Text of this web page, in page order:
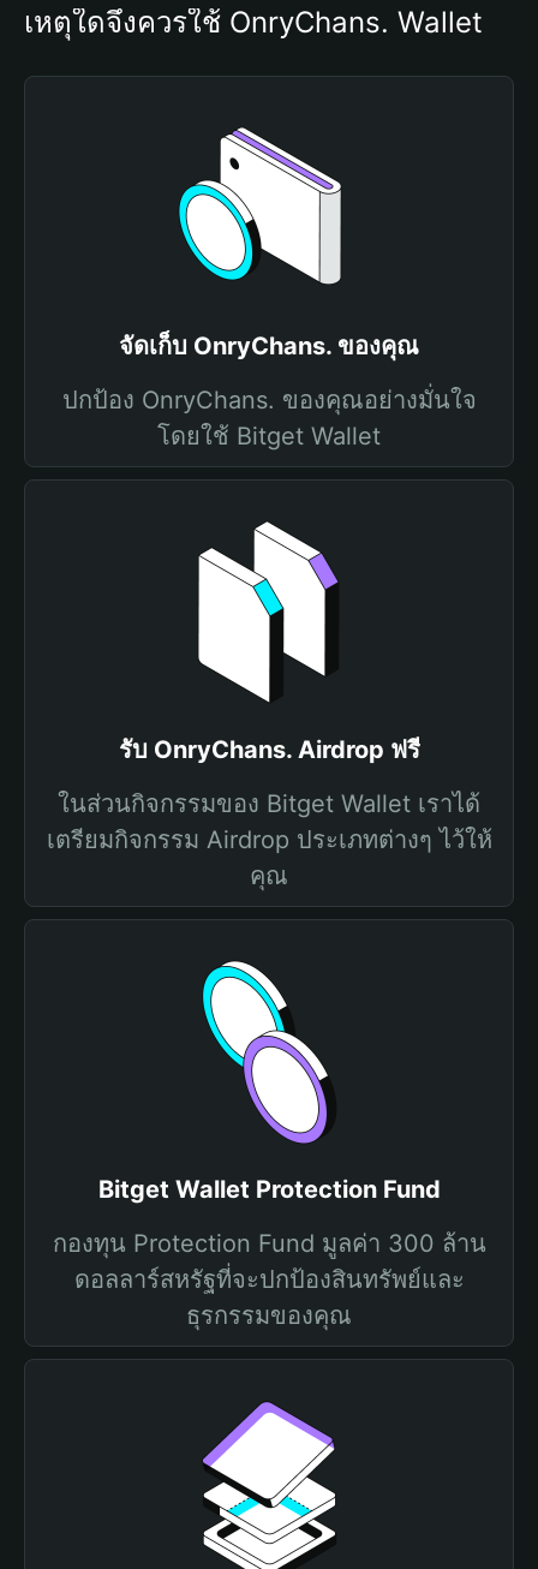
เหตุใดจึงควรใช้ OnryChans. Wallet
จัดเก็บ OnryChans. ของคุณ
ปกป้อง OnryChans. ของคุณอย่างมั่นใจ
โดยใช้ Bitget Wallet
รับ OnryChans. Airdrop ฟรี
ในส่วนกิจกรรมของ Bitget Wallet เราได้
เตรียมกิจกรรม Airdrop ประเภทต่างๆ ไว้ให้
คุณ
Bitget Wallet Protection Fund
กองทุน Protection Fund มูลค่า 300 ล้าน
ดอลลาร์สหรัฐที่จะปกป้องสินทรัพย์และ
ธุรกรรมของคุณ